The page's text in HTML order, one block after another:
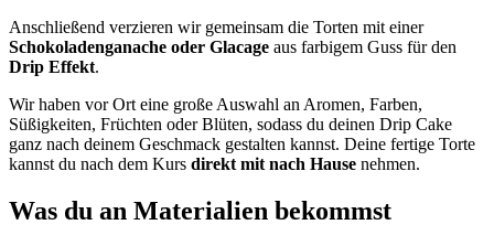
Anschließend verzieren wir gemeinsam die Torten mit einer
Schokoladenganache oder Glacage aus farbigem Guss für den
Drip Effekt.
Wir haben vor Ort eine große Auswahl an Aromen, Farben,
Süßigkeiten, Früchten oder Blüten, sodass du deinen Drip Cake
ganz nach deinem Geschmack gestalten kannst. Deine fertige Torte
kannst du nach dem Kurs direkt mit nach Hause nehmen.
Was du an Materialien bekommst